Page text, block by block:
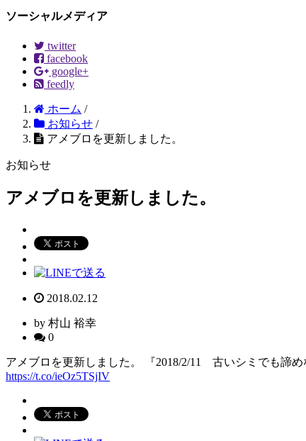
ソーシャルメディア
twitter
facebook
google+
feedly
ホーム /
お知らせ /
アメブロを更新しました。
お知らせ
アメブロを更新しました。
2018.02.12
by 村山 裕幸
0
アメブロを更新しました。 『2018/2/11 古いシミでも諦
https://t.co/ieOz5TSjIV